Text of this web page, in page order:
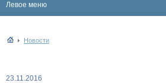
Левое меню
Новости
23.11.2016